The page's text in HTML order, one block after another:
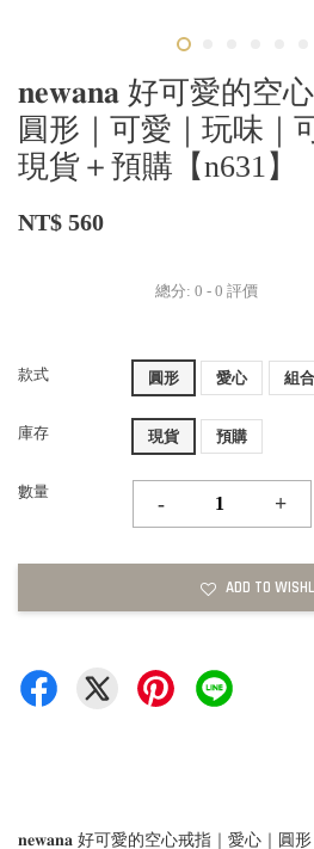
𝐧𝐞𝐰𝐚𝐧𝐚 好可愛的空心
圓形｜可愛｜玩味｜
現貨＋預購【n631】
NT$ 560
總分: 0 - 0 評價
款式 圓形 愛心 組合
庫存 現貨 預購
數量
- +
ADD TO
𝐧𝐞𝐰𝐚𝐧𝐚 好可愛的空心戒指｜愛心｜圓